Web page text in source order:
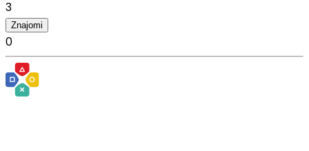
3
Znajomi
0